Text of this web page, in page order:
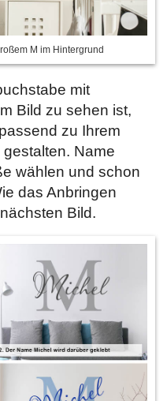
M im Hintergrund
mit
Bild zu sehen ist,
passend zu Ihrem
Name
wählen und schon
das Anbringen
Bild.